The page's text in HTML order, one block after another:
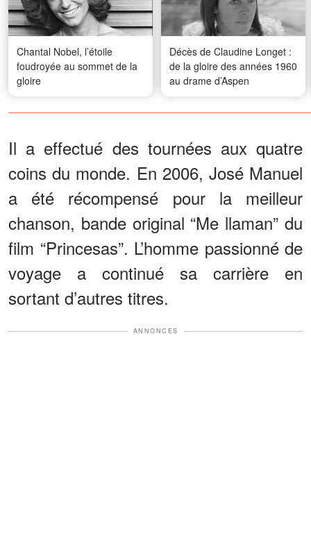
Chantal Nobel, l’étoile
foudroyée au sommet de la
gloire
Décès de Claudine Longet :
de la gloire des années 1960
au drame d’Aspen
Il a effectué des tournées aux quatre
coins du monde. En 2006, José Manuel
a été récompensé pour la meilleur
chanson, bande original “Me llaman” du
film “Princesas”. L’homme passionné de
voyage a continué sa carrière en
sortant d’autres titres.
ANNONCES